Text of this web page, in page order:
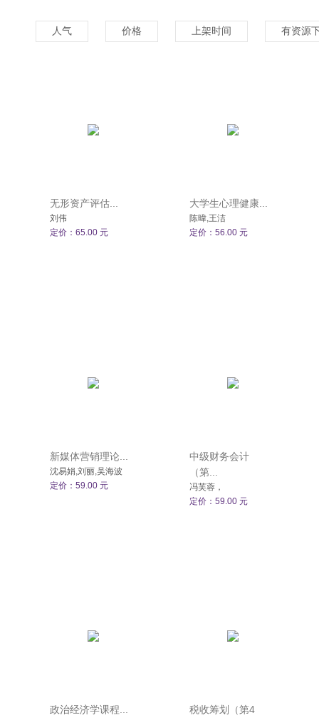
人气 价格 上架时间 有资源
无形资产评估...
刘伟
定价：65.00 元
大学生心理健康...
陈暐,王洁
定价：56.00 元
新媒体营销理论...
沈易娟,刘丽,吴海波
定价：59.00 元
中级财务会计
（第...
冯芙蓉，
定价：59.00 元
政治经济学课程...
税收筹划（第4